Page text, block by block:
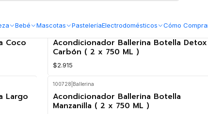
Bebé Mascotas PasteleríaElectrodomésticos Cómo
Coco Acondicionador Ballerina Botella Detox
Carbón ( 2 x 750 ML )
$2.915
Largo
100728 Ballerina
Acondicionador Ballerina Botella
Manzanilla ( 2 x 750 ML )